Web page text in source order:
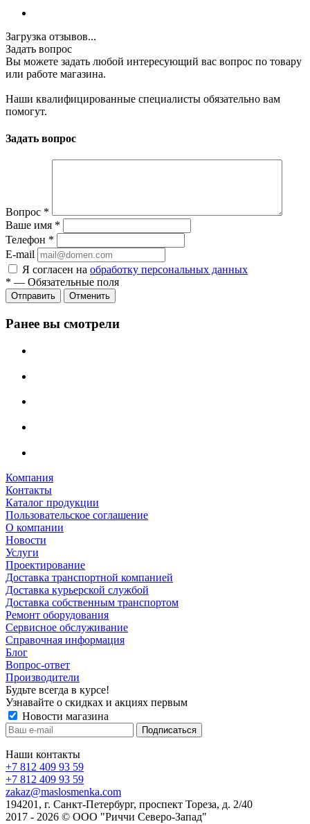
Загрузка отзывов...
Задать вопрос
Вы можете задать любой интересующий вас вопрос по товару
или работе магазина.
Наши квалифицированные специалисты обязательно вам
помогут.
Задать вопрос
Вопрос *
Ваше имя *
Телефон *
E-mail
Я согласен на обработку персональных данных
* — Обязательные поля
Отменить
Ранее вы смотрели
Компания
Контакты
Каталог продукции
Пользовательское соглашение
О компании
Новости
Услуги
Проектирование
Доставка транспортной компанией
Доставка курьерской службой
Доставка собственным транспортом
Ремонт оборудования
Сервисное обслуживание
Справочная информация
Блог
Вопрос-ответ
Производители
Будьте всегда в курсе!
Узнавайте о скидках и акциях первым
Новости магазина
Наши контакты
+7 812 409 93 59
+7 812 409 93 59
zakaz@maslosmenka.com
194201, г. Санкт-Петербург, проспект Тореза, д. 2/40
2017 - 2026 © ООО "Риччи Северо-Запад"